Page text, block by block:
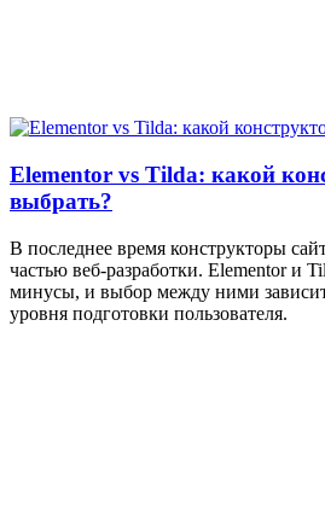
Elementor vs Tilda: какой
выбрать?
В последнее время конструкторы
частью веб-разработки. Elementor и
минусы, и выбор между ними
уровня подготовки пользователя.